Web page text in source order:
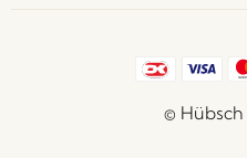
© Hübsch